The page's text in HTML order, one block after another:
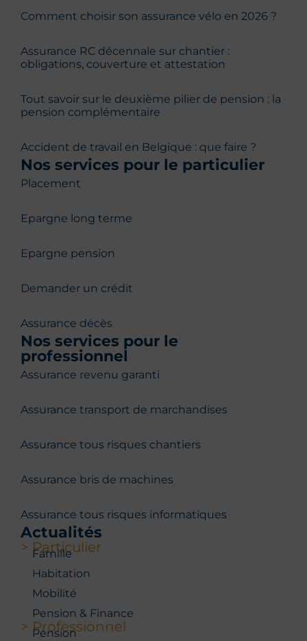
Comment choisir son assurance vélo en 2026 ?
Assurance RC décennale sur chantier :
obligations, couverture et attestation
Tout savoir sur le deuxième pilier de pension : la
pension complémentaire
Accident de travail en Belgique : que faire ?
Nos services pour le particulier
Placement
Epargne long terme
Epargne pension
Demander un crédit
Assurance décès
Nos services pour le
professionnel
Assurance revenu garanti
Assurance transport de marchandises
Assurance tous risques chantiers
Assurance bris de machines
Assurance tous risques informatiques
Actualités
> Particulier
Famille
Habitation
Mobilité
Pension & Finance
> Professionnel
Pension